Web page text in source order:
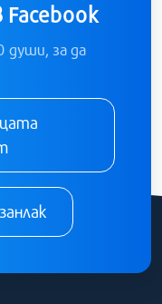
Facebook
души, за да